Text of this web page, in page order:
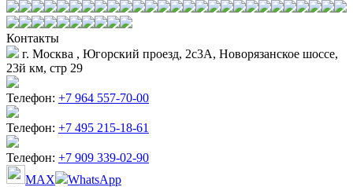
Контакты
г. Москва , Югорский проезд, 2с3А, Новорязанское шоссе,
23й км, стр 29
Телефон: +7 964 557-70-00
Телефон: +7 495 215-18-61
Телефон: +7 909 339-02-90
MAX
WhatsApp